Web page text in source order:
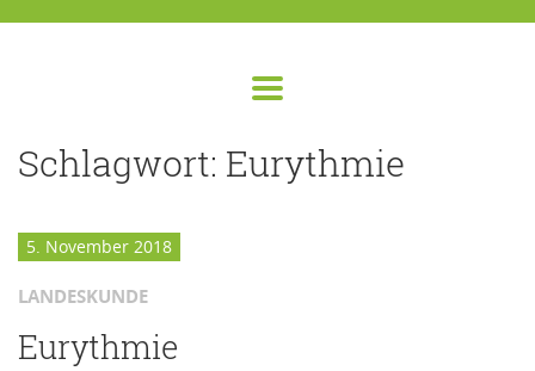
Schlagwort: Eurythmie
5. November 2018
LANDESKUNDE
Eurythmie